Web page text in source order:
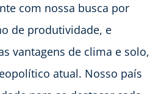
com nossa busca por
de produtividade, e
vantagens de clima e solo,
atual. Nosso país